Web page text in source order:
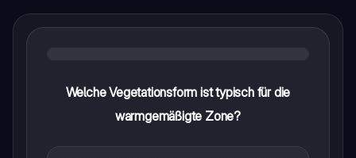
Welche Vegetationsform ist typisch für die
warmgemäßigte Zone?